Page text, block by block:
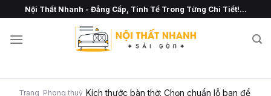
Chuyển
đến
nội
Nội Thất Nhanh - Đẳng Cấp, Tinh Tế Trong Từng Chi Tiết!...
Trang Phong thuỷ Kích thước bàn thờ: Chọn chuẩn lỗ ban để